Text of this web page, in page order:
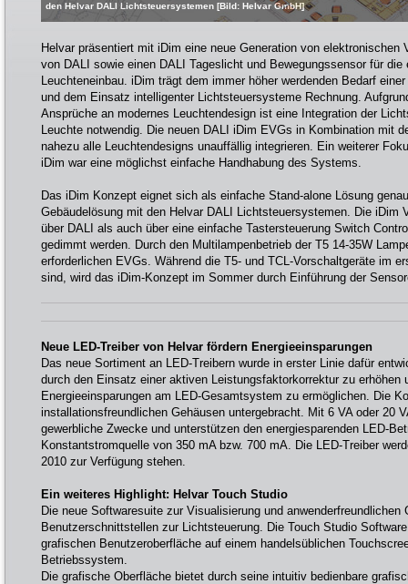
den Helvar DALI Lichtsteuersystemen [Bild: Helvar GmbH]
Helvar präsentiert mit iDim eine neue Generation von elektronischen
von DALI sowie einen DALI Tageslicht und Bewegungssensor für die
Leuchteneinbau. iDim trägt dem immer höher werdenden Bedarf
und dem Einsatz intelligenter Lichtsteuersysteme Rechnung.
Ansprüche an modernes Leuchtendesign ist eine Integration der
Leuchte notwendig. Die neuen DALI iDim EVGs in Kombination mit
nahezu alle Leuchtendesigns unauffällig integrieren. Ein weiterer
iDim war eine möglichst einfache Handhabung des Systems.
Das iDim Konzept eignet sich als einfache Stand-alone Lösung
Gebäudelösung mit den Helvar DALI Lichtsteuersystemen. Die iDim
über DALI als auch über eine einfache Tastersteuerung Switch
gedimmt werden. Durch den Multilampenbetrieb der T5 14-35W
erforderlichen EVGs. Während die T5- und TCL-Vorschaltgeräte im
sind, wird das iDim-Konzept im Sommer durch Einführung der
Neue LED-Treiber von Helvar fördern Energieeinsparungen
Das neue Sortiment an LED-Treibern wurde in erster Linie dafür
durch den Einsatz einer aktiven Leistungsfaktorkorrektur zu erhöhen
Energieeinsparungen am LED-Gesamtsystem zu ermöglichen. Die
installationsfreundlichen Gehäusen untergebracht. Mit 6 VA oder 20
gewerbliche Zwecke und unterstützen den energiesparenden LED-
Konstantstromquelle von 350 mA bzw. 700 mA. Die LED-Treiber
2010 zur Verfügung stehen.
Ein weiteres Highlight: Helvar Touch Studio
Die neue Softwaresuite zur Visualisierung und anwenderfreundlichen
Benutzerschnittstellen zur Lichtsteuerung. Die Touch Studio
grafischen Benutzeroberfläche auf einem handelsüblichen
Betriebssystem.
Die grafische Oberfläche bietet durch seine intuitiv bedienbare